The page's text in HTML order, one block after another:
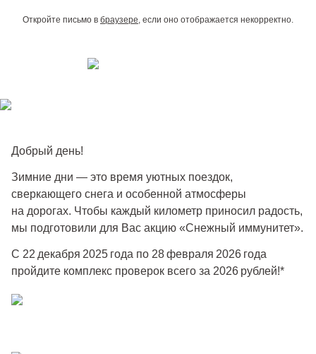
Откройте письмо в браузере, если оно отображается некорректно.
Добрый день!
Зимние дни — это время уютных поездок,
сверкающего снега и особенной атмосферы
на дорогах. Чтобы каждый километр приносил радость,
мы подготовили для Вас акцию «Снежный иммунитет».
С 22 декабря 2025 года по 28 февраля 2026 года
пройдите комплекс проверок всего за 2026 рублей!*